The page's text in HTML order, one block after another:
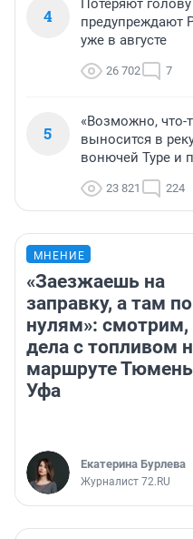
4
Потеряют
предупреждают
уже в августе
26 702 7
5
«Возможно, что-
выносится в
вонючей Туре и
23 821 224
МНЕНИЕ
«Заезжаешь на
заправку, а там по
нулям»: смотрим,
дела с топливом
маршруте
Уфа
Екатерина Бурлева
Журналист 72.RU